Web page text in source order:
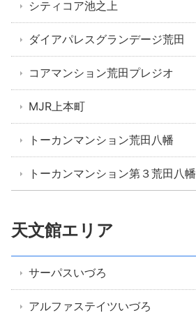
シティコア池之上
ダイアパレスグランデージ荒田
コアマンション荒田プレジオ
MJR上本町
トーカンマンション荒田八幡
トーカンマンション第３荒田八幡
天文館エリア
サーパスいづろ
アルファステイツいづろ